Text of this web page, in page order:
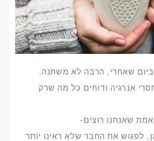
שאחרי, הרבה לא משתנה.
אנרגיה ודוחים כל מה שרק
שאנחנו רוצים-
לפגוש את החבר שלא ראינו יותר